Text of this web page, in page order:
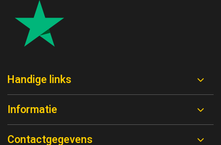
Handige links
Informatie
Contactgegevens